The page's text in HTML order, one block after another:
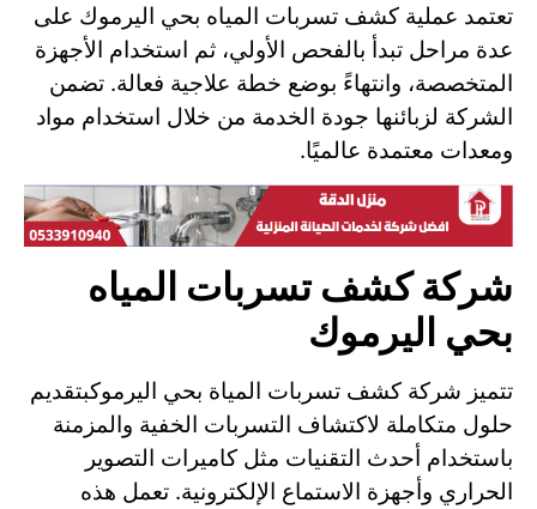
تعتمد عملية كشف تسربات المياه بحي اليرموك على
عدة مراحل تبدأ بالفحص الأولي، ثم استخدام الأجهزة
المتخصصة، وانتهاءً بوضع خطة علاجية فعالة. تضمن
الشركة لزبائنها جودة الخدمة من خلال استخدام مواد
ومعدات معتمدة عالميًا.
شركة كشف تسربات المياه
بحي اليرموك
تتميز شركة كشف تسربات المياة بحي اليرموكبتقديم
حلول متكاملة لاكتشاف التسربات الخفية والمزمنة
باستخدام أحدث التقنيات مثل كاميرات التصوير
الحراري وأجهزة الاستماع الإلكترونية. تعمل هذه